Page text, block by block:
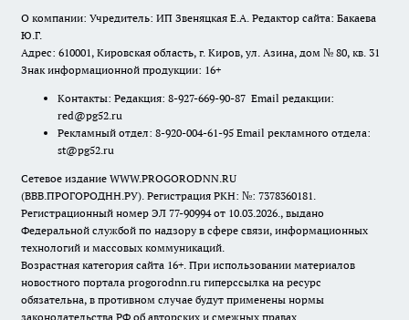
О компании: Учредитель: ИП Звеняцкая Е.А. Редактор сайта: Бакаева
Ю.Г.
Адрес: 610001, Кировская область, г. Киров, ул. Азина, дом № 80, кв. 31
Знак информационной продукции: 16+
Контакты: Редакция: 8-927-669-90-87 Email редакции:
red@pg52.ru
Рекламный отдел: 8-920-004-61-95 Email рекламного отдела:
st@pg52.ru
Сетевое издание WWW.PROGORODNN.RU
(ВВВ.ПРОГОРОДНН.РУ). Регистрация РКН: №: 7378360181.
Регистрационный номер ЭЛ 77-90994 от 10.03.2026., выдано
Федеральной службой по надзору в сфере связи, информационных
технологий и массовых коммуникаций.
Возрастная категория сайта 16+. При использовании материалов
новостного портала progorodnn.ru гиперссылка на ресурс
обязательна, в противном случае будут применены нормы
законодательства РФ об авторских и смежных правах.